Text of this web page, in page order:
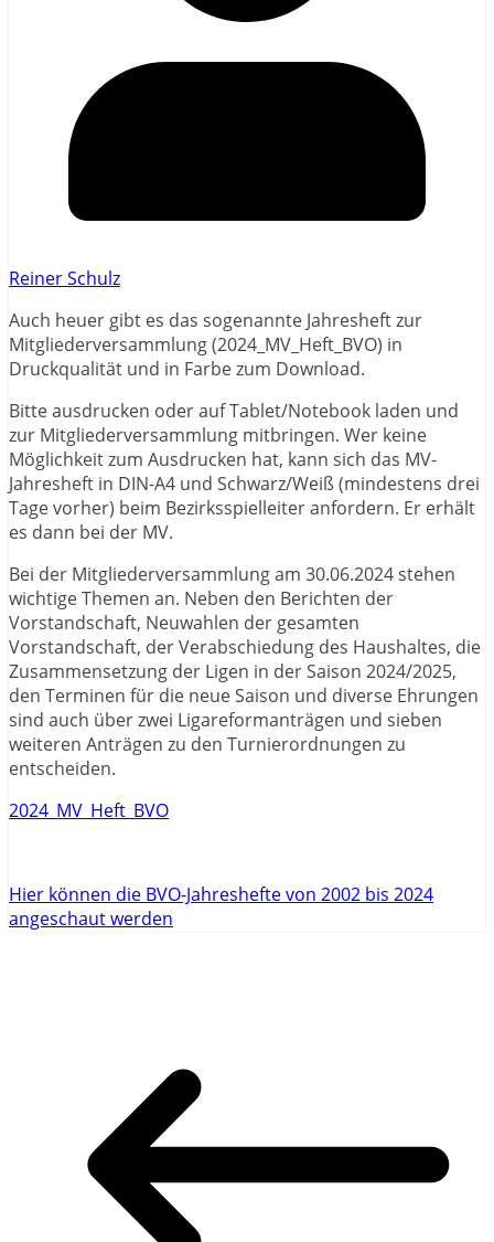
Reiner Schulz
Auch heuer gibt es das sogenannte Jahresheft zur
Mitgliederversammlung (2024_MV_Heft_BVO) in
Druckqualität und in Farbe zum Download.
Bitte ausdrucken oder auf Tablet/Notebook laden und
zur Mitgliederversammlung mitbringen. Wer keine
Möglichkeit zum Ausdrucken hat, kann sich das MV-
Jahresheft in DIN-A4 und Schwarz/Weiß (mindestens drei
Tage vorher) beim Bezirksspielleiter anfordern. Er erhält
es dann bei der MV.
Bei der Mitgliederversammlung am 30.06.2024 stehen
wichtige Themen an. Neben den Berichten der
Vorstandschaft, Neuwahlen der gesamten
Vorstandschaft, der Verabschiedung des Haushaltes, die
Zusammensetzung der Ligen in der Saison 2024/2025,
den Terminen für die neue Saison und diverse Ehrungen
sind auch über zwei Ligareformanträgen und sieben
weiteren Anträgen zu den Turnierordnungen zu
entscheiden.
2024_MV_Heft_BVO
Hier können die BVO-Jahreshefte von 2002 bis 2024
angeschaut werden